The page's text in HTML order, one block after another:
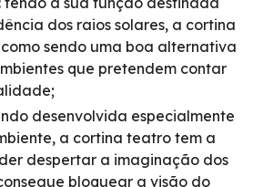
dos raios solares, a cortina
sendo uma boa alternativa
que pretendem contar
desenvolvida especialmente
a cortina teatro tem a
despertar a imaginação dos
bloquear a visão do